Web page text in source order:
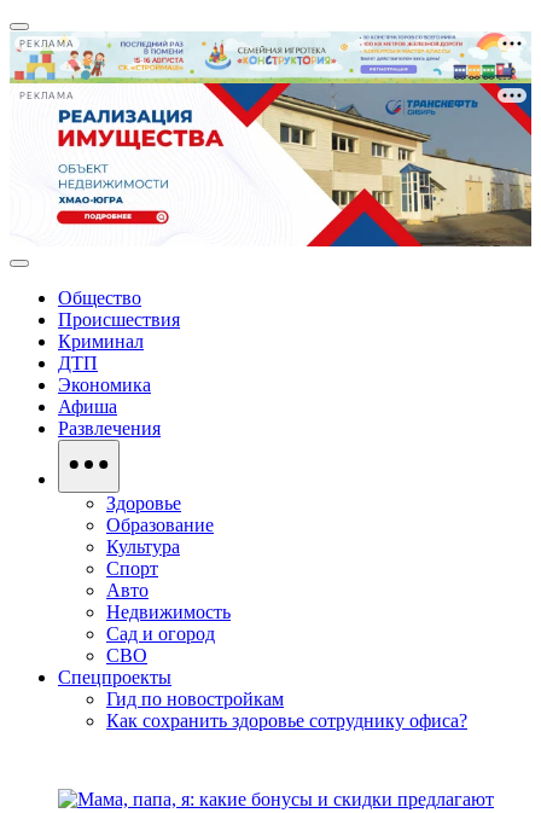
РЕКЛАМА
РЕКЛАМА
Общество
Происшествия
Криминал
ДТП
Экономика
Афиша
Развлечения
Здоровье
Образование
Культура
Спорт
Авто
Недвижимость
Сад и огород
СВО
Спецпроекты
Гид по новостройкам
Как сохранить здоровье сотруднику офиса?